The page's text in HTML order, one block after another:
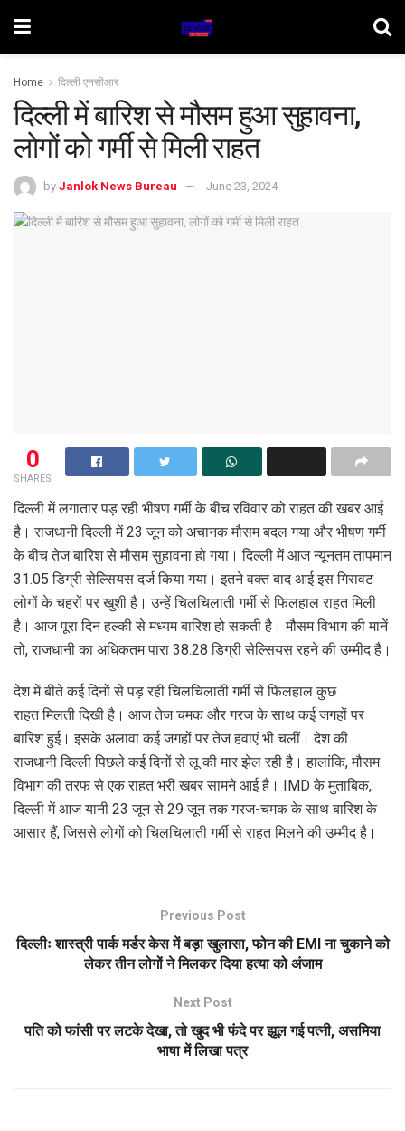
Home दिल्ली एनसीआर
दिल्ली में बारिश से मौसम हुआ सुहावना,
लोगों को गर्मी से मिली राहत
by Janlok News Bureau June 23, 2024
0
SHARES
दिल्ली में लगातार पड़ रही भीषण गर्मी के बीच रविवार को राहत की खबर आई
है। राजधानी दिल्ली में 23 जून को अचानक मौसम बदल गया और भीषण गर्मी
के बीच तेज बारिश से मौसम सुहावना हो गया। दिल्ली में आज न्यूनतम तापमान
31.05 डिग्री सेल्सियस दर्ज किया गया। इतने वक्त बाद आई इस गिरावट
लोगों के चहरों पर खुशी है। उन्हें चिलचिलाती गर्मी से फिलहाल राहत मिली
है। आज पूरा दिन हल्की से मध्यम बारिश हो सकती है। मौसम विभाग की मानें
तो, राजधानी का अधिकतम पारा 38.28 डिग्री सेल्सियस रहने की उम्मीद है।
देश में बीते कई दिनों से पड़ रही चिलचिलाती गर्मी से फिलहाल कुछ
राहत मिलती दिखी है। आज तेज चमक और गरज के साथ कई जगहों पर
बारिश हुई। इसके अलावा कई जगहों पर तेज हवाएं भी चलीं। देश की
राजधानी दिल्ली पिछले कई दिनों से लू की मार झेल रही है। हालांकि, मौसम
विभाग की तरफ से एक राहत भरी खबर सामने आई है। IMD के मुताबिक,
दिल्ली में आज यानी 23 जून से 29 जून तक गरज-चमक के साथ बारिश के
आसार हैं, जिससे लोगों को चिलचिलाती गर्मी से राहत मिलने की उम्मीद है।
Previous Post
दिल्लीः शास्त्री पार्क मर्डर केस में बड़ा खुलासा, फोन की EMI ना चुकाने को
लेकर तीन लोगों ने मिलकर दिया हत्या को अंजाम
Next Post
पति को फांसी पर लटके देखा, तो खुद भी फंदे पर झूल गई पत्नी, असमिया
भाषा में लिखा पत्र